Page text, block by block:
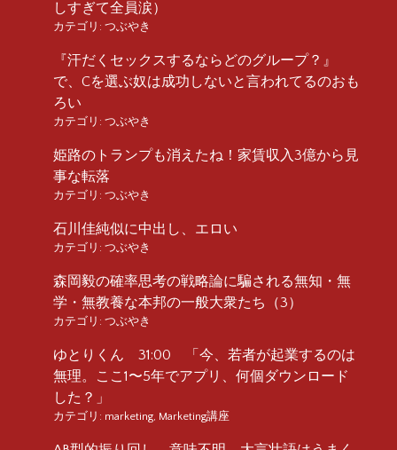
しすぎて全員涙）
カテゴリ: つぶやき
『汗だくセックスするならどのグループ？』
で、Cを選ぶ奴は成功しないと言われてるのおも
ろい
カテゴリ: つぶやき
姫路のトランプも消えたね！家賃収入3億から見
事な転落
カテゴリ: つぶやき
石川佳純似に中出し、エロい
カテゴリ: つぶやき
森岡毅の確率思考の戦略論に騙される無知・無
学・無教養な本邦の一般大衆たち（3）
カテゴリ: つぶやき
ゆとりくん 31:00 「今、若者が起業するのは
無理。ここ1〜5年でアプリ、何個ダウンロード
した？」
カテゴリ: marketing, Marketing講座